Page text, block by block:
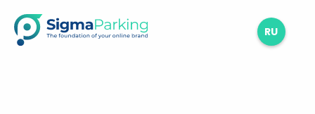
RU